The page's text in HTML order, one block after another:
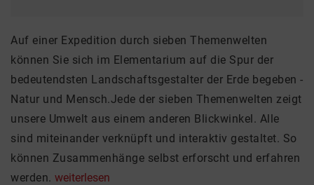
Auf einer Expedition durch sieben Themenwelten
können Sie sich im Elementarium auf die Spur der
bedeutendsten Landschaftsgestalter der Erde begeben -
Natur und Mensch.Jede der sieben Themenwelten zeigt
unsere Umwelt aus einem anderen Blickwinkel. Alle
sind miteinander verknüpft und interaktiv gestaltet. So
können Zusammenhänge selbst erforscht und erfahren
werden. weiterlesen